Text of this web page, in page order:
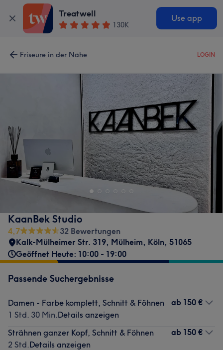
Treatwell
130K
Use app
Friseure in der Nähe LOGIN
KaanBek Studio
4,7
32 Bewertungen
Kalk-Mülheimer Str. 319, Mülheim, Köln, 51065
Geöffnet Heute: 10:00 - 19:00
Passende Suchergebnisse
Damen - Farbe komplett, Schnitt & Föhnen
1 Std. 30 Min.Details anzeigen
ab 150 €
Strähnen ganzer Kopf, Schnitt & Föhnen
2 Std.Details anzeigen
ab 150 €